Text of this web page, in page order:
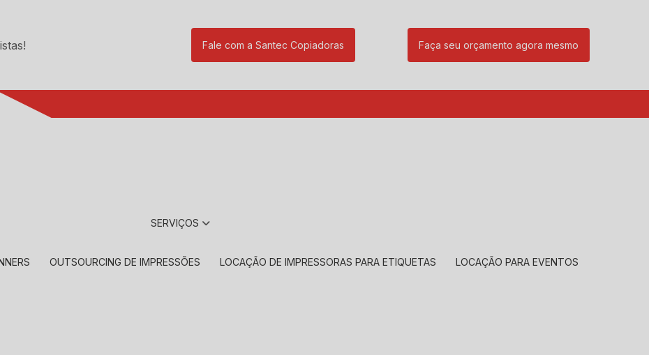
Fale com a Santec Copiadoras Faça seu orçamento agora mesmo
SERVIÇOS
OUTSOURCING DE IMPRESSÕES LOCAÇÃO DE IMPRESSORAS PARA ETIQUETAS LOCAÇÃO PARA EVENTOS